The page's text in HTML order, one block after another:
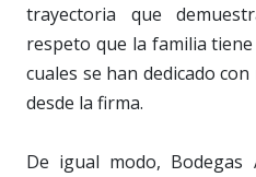
trayectoria que
respeto que la familia
cuales se han dedicado
desde la firma.
De igual modo, Bodegas